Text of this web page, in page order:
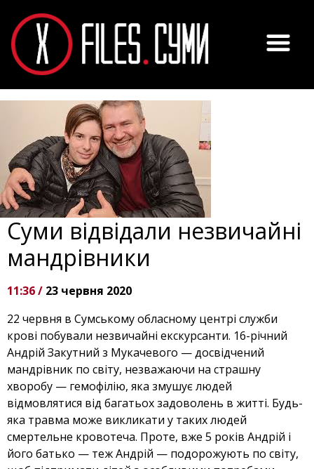
Суми відвідали незвичайні
мандрівники
11:36 / 23 червня 2020
22 червня в Сумському обласному центрі служби
крові побували незвичайні екскурсанти. 16-річний
Андрій Закутний з Мукачевого — досвідчений
мандрівник по світу, незважаючи на страшну
хворобу — гемофілію, яка змушує людей
відмовлятися від багатьох задоволень в житті. Будь-
яка травма може викликати у таких людей
смертельне кровотеча. Проте, вже 5 років Андрій і
його батько — теж Андрій — подорожують по світу,